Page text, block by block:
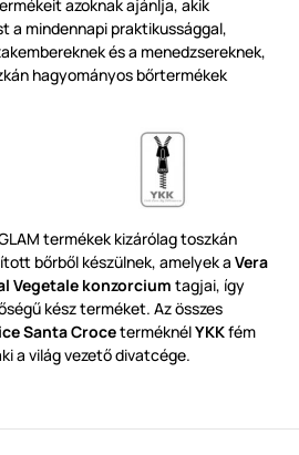
azoknak ajánlja, akik
a mindennapi praktikussággal,
és a menedzsereknek,
hagyományos bőrtermékek
termékek kizárólag toszkán
bőrből készülnek, amelyek a Vera
Vegetale konzorcium tagjai, így
kész terméket. Az összes
Santa CroceterméknélYKKfém
a világ vezető divatcége.